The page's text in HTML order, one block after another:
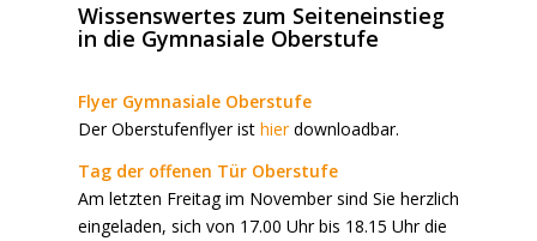
Wissenswertes zum Seiteneinstieg
in die Gymnasiale Oberstufe
Flyer Gymnasiale Oberstufe
Der Oberstufenflyer ist hierdownloadbar.
Tag der offenen Tür Oberstufe
Am letzten Freitag im November sind Sie herzlich
eingeladen, sich von 17.00 Uhr bis 18.15 Uhr die